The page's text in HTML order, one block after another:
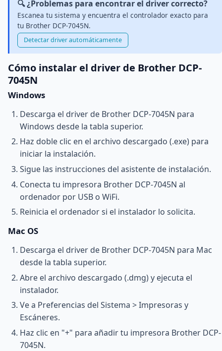
🔍 ¿Problemas para encontrar el driver correcto?
Escanea tu sistema y encuentra el controlador exacto para
tu Brother DCP-7045N.
Detectar driver automáticamente
Cómo instalar el driver de Brother DCP-
7045N
Windows
Descarga el driver de Brother DCP-7045N para
Windows desde la tabla superior.
Haz doble clic en el archivo descargado (.exe) para
iniciar la instalación.
Sigue las instrucciones del asistente de instalación.
Conecta tu impresora Brother DCP-7045N al
ordenador por USB o WiFi.
Reinicia el ordenador si el instalador lo solicita.
Mac OS
Descarga el driver de Brother DCP-7045N para Mac
desde la tabla superior.
Abre el archivo descargado (.dmg) y ejecuta el
instalador.
Ve a Preferencias del Sistema > Impresoras y
Escáneres.
Haz clic en "+" para añadir tu impresora Brother DCP-
7045N.